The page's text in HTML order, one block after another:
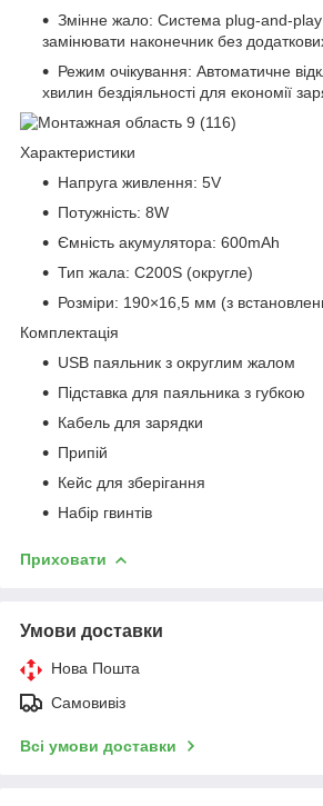
Змінне жало: Система plug-and-
замінювати наконечник без
Режим очікування: Автоматичне
хвилин бездіяльності для економії
Характеристики
Напруга живлення: 5V
Потужність: 8W
Ємність акумулятора: 600mAh
Тип жала: C200S (округле)
Розміри: 190×16,5 мм (з
Комплектація
USB паяльник з округлим жалом
Підставка для паяльника з губкою
Кабель для зарядки
Припій
Кейс для зберігання
Набір гвинтів
Приховати
Умови доставки
Нова Пошта
Самовивіз
Всі умови доставки